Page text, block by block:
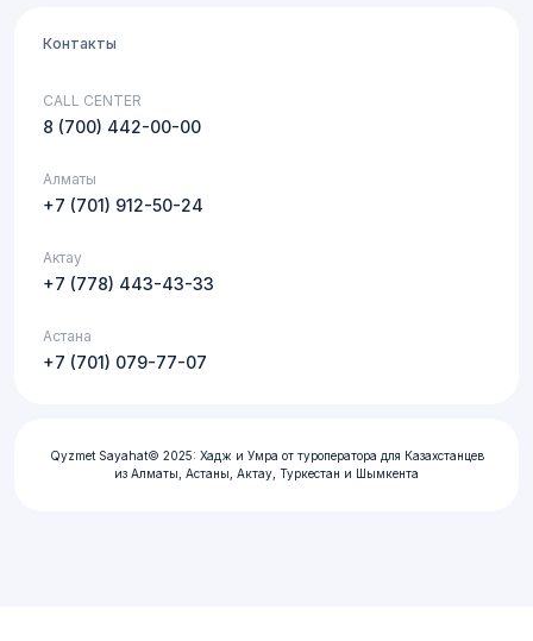
Контакты
CALL CENTER
8 (700) 442-00-00
Алматы
+7 (701) 912-50-24
Актау
+7 (778) 443-43-33
Астана
+7 (701) 079-77-07
Qyzmet Sayahat© 2025: Хадж и Умра от туроператора для Казахстанцев
из Алматы, Астаны, Актау, Туркестан и Шымкента